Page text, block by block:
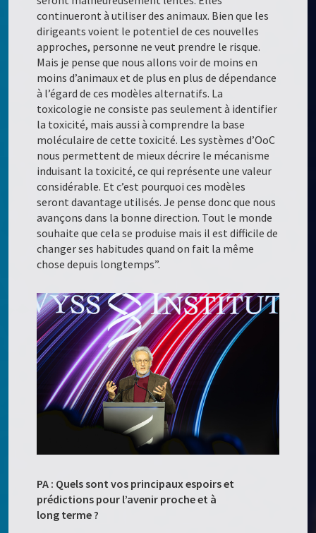
continueront à utiliser des animaux. Bien que les
dirigeants voient le potentiel de ces nouvelles
approches, personne ne veut prendre le risque.
Mais je pense que nous allons voir de moins en
moins d’animaux et de plus en plus de dépendance
à l’égard de ces modèles alternatifs. La
toxicologie ne consiste pas seulement à identifier
la toxicité, mais aussi à comprendre la base
moléculaire de cette toxicité. Les systèmes d’OoC
nous permettent de mieux décrire le mécanisme
induisant la toxicité, ce qui représente une valeur
considérable. Et c’est pourquoi ces modèles
seront davantage utilisés. Je pense donc que nous
avançons dans la bonne direction. Tout le monde
souhaite que cela se produise mais il est difficile de
changer ses habitudes quand on fait la même
chose depuis longtemps”.
PA : Quels sont vos principaux espoirs et
prédictions pour l’avenir proche et à
long terme ?